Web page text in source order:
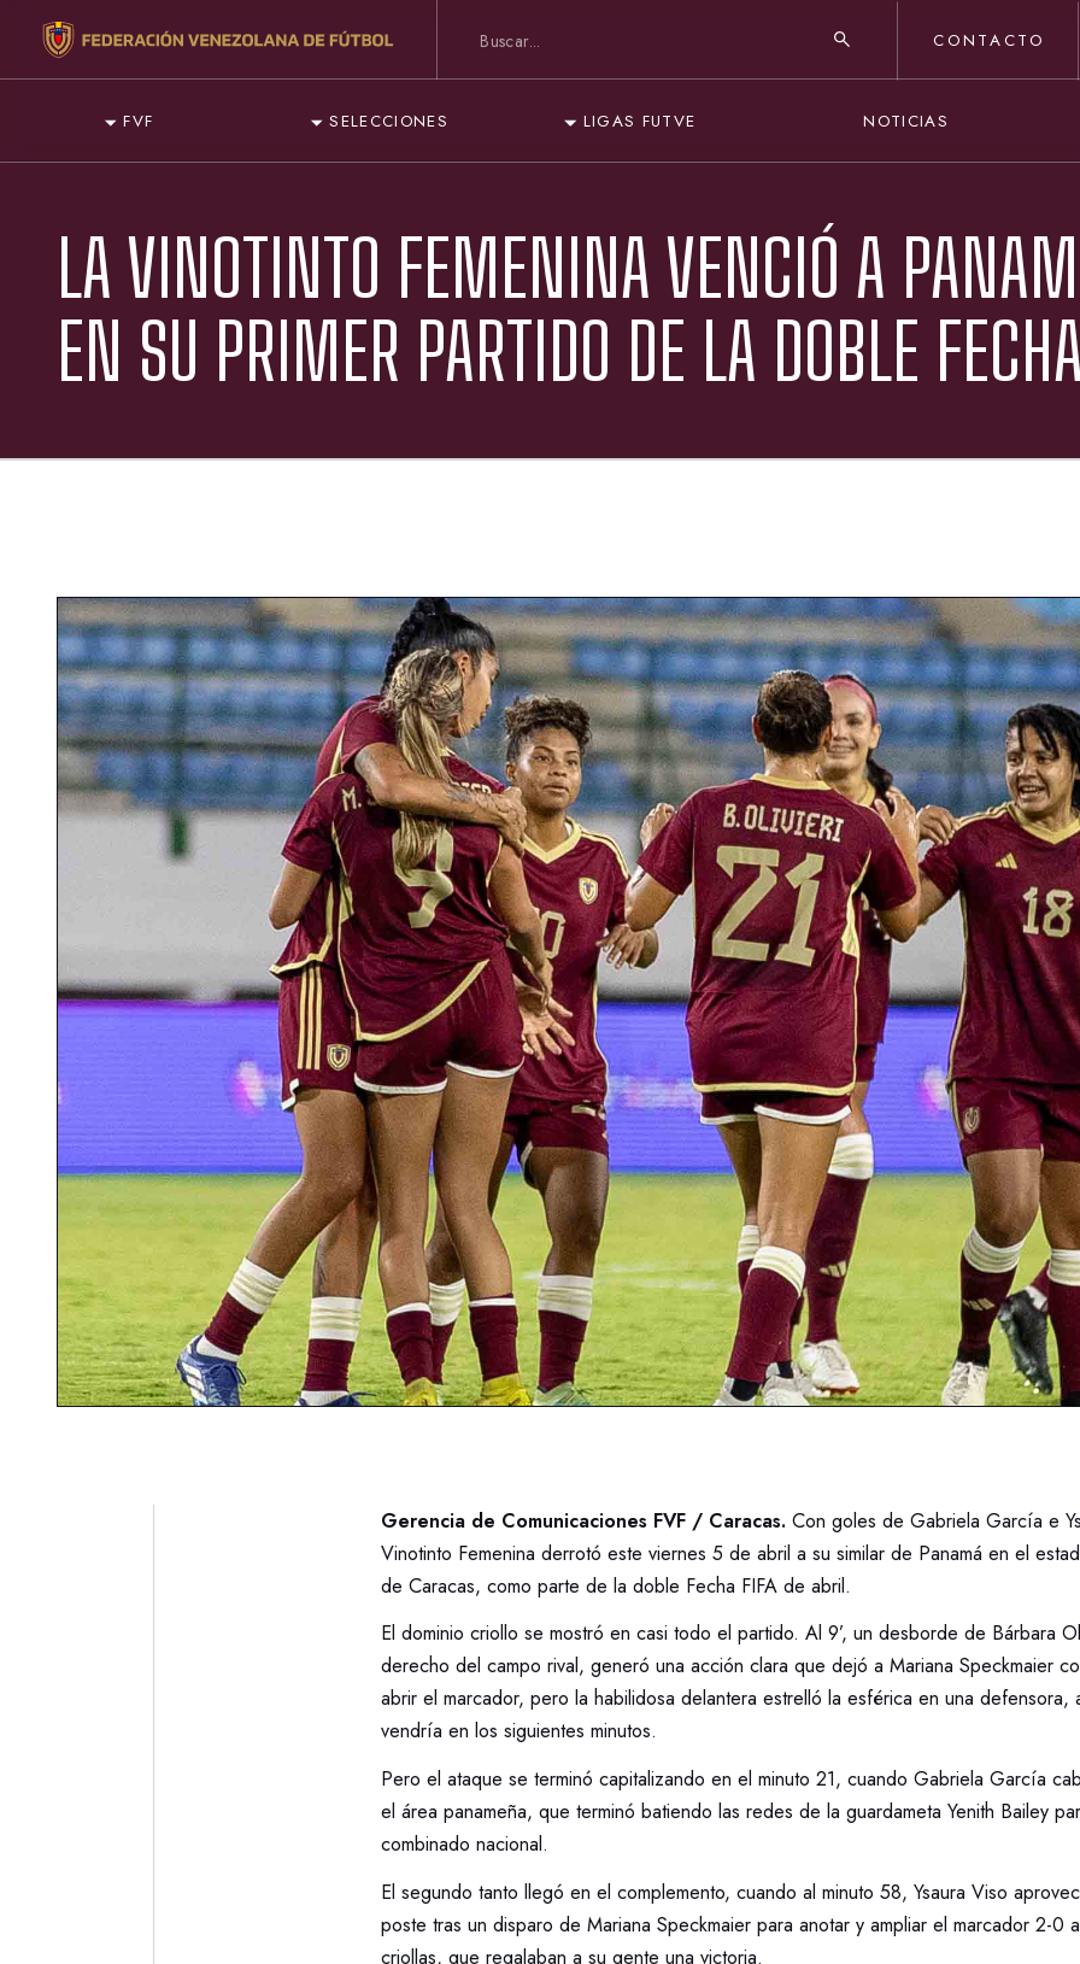
CONTACTO
FVF SELECCIONES LIGAS FUTVE NOTICIAS
LA VINOTINTO FEMENINA VENCIÓ A
EN SU PRIMER PARTIDO DE LA DOBLE FECHA
Gerencia de Comunicaciones FVF / Caracas. Con goles de Gabriela García e
Vinotinto Femenina derrotó este viernes 5 de abril a su similar de Panamá en el
de Caracas, como parte de la doble Fecha FIFA de abril.
El dominio criollo se mostró en casi todo el partido. Al 9’, un desborde de Bárbara
derecho del campo rival, generó una acción clara que dejó a Mariana Speckmaier
abrir el marcador, pero la habilidosa delantera estrelló la esférica en una defensora,
vendría en los siguientes minutos.
Pero el ataque se terminó capitalizando en el minuto 21, cuando Gabriela García
el área panameña, que terminó batiendo las redes de la guardameta Yenith Bailey
combinado nacional.
El segundo tanto llegó en el complemento, cuando al minuto 58, Ysaura Viso
poste tras un disparo de Mariana Speckmaier para anotar y ampliar el marcador 2-0
criollas, que regalaban a su gente una victoria.